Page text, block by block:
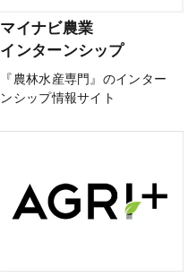
マイナビ農業
インターンシップ
『農林水産専門』のインター
ンシップ情報サイト